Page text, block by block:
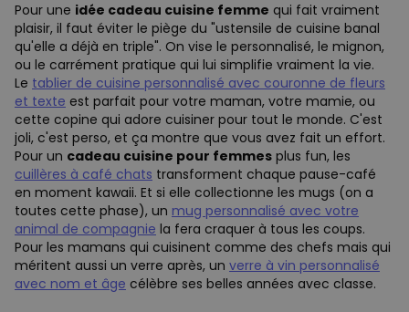
Pour une idée cadeau cuisine femme qui fait vraiment
plaisir, il faut éviter le piège du "ustensile de cuisine banal
qu'elle a déjà en triple". On vise le personnalisé, le mignon,
ou le carrément pratique qui lui simplifie vraiment la vie.
Le tablier de cuisine personnalisé avec couronne de fleurs
et texte est parfait pour votre maman, votre mamie, ou
cette copine qui adore cuisiner pour tout le monde. C'est
joli, c'est perso, et ça montre que vous avez fait un effort.
Pour un cadeau cuisine pour femmes plus fun, les
cuillères à café chats transforment chaque pause-café
en moment kawaii. Et si elle collectionne les mugs (on a
toutes cette phase), un mug personnalisé avec votre
animal de compagnie la fera craquer à tous les coups.
Pour les mamans qui cuisinent comme des chefs mais qui
méritent aussi un verre après, un verre à vin personnalisé
avec nom et âge célèbre ses belles années avec classe.